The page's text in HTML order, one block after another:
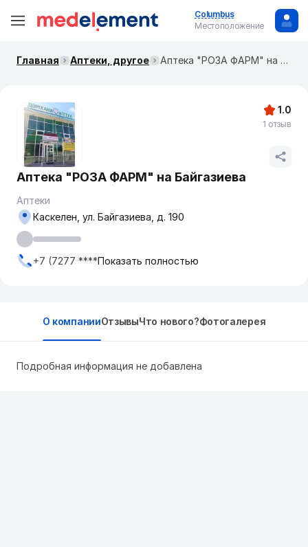
Columbus
Местоположение
Главная Аптеки, другое Аптека "РОЗА ФАРМ" на Байгазиева
Аптека "РОЗА ФАРМ" на Байгазиева
Аптеки
Каскелен, ул. Байгазиева, д. 190
+7 (7277 ****Показать полностью
1.0
1 отзыв
О компанииОтзывыЧто нового?Фотогалерея
Подробная информация не добавлена